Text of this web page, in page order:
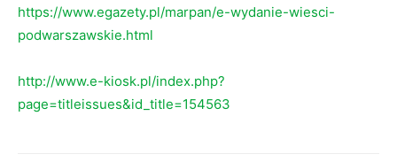
https://www.egazety.pl/marpan/e-wydanie-wiesci-
podwarszawskie.html
http://www.e-kiosk.pl/index.php?
page=titleissues&id_title=154563